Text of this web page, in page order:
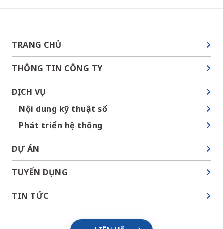
TRANG CHỦ
THÔNG TIN CÔNG TY
DỊCH VỤ
Nội dung kỹ thuật số
Phát triển hệ thống
DỰ ÁN
TUYỂN DỤNG
TIN TỨC